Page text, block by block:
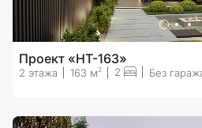
Проект «HT-163»
2 этажа 163 м2 2 Без